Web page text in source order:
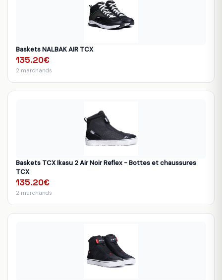
Baskets NALBAK AIR TCX
135.20€
2 marchands
Baskets TCX Ikasu 2 Air Noir Reflex - Bottes et chaussures
TCX
135.20€
2 marchands